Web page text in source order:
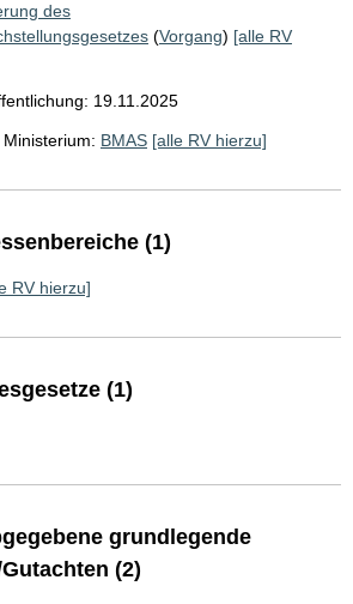
des
(Vorgang) [alle RV
19.11.2025
BMAS [alle RV hierzu]
(1)
RV hierzu]
(1)
grundlegende
(2)